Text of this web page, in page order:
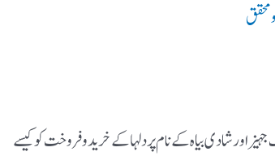
محقق
اور شادی بیاہ کے نام پر دلہا کے خرید وفروخت کو کیسے